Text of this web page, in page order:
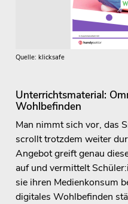
Quelle: klicksafe
Unterrichtsmaterial:
Wohlbefinden
Man nimmt sich vor, das
scrollt trotzdem weiter
Angebot greift genau
auf und vermittelt
sie ihren Medienkonsum
digitales Wohlbefinden